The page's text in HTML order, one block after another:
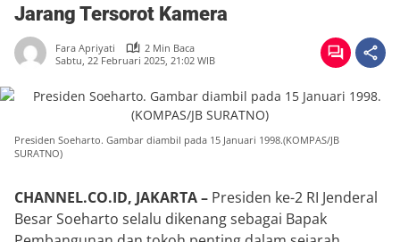
Jarang Tersorot Kamera
Fara Apriyati
2 Min Baca
Sabtu, 22 Februari 2025, 21:02 WIB
Presiden Soeharto. Gambar diambil pada 15 Januari 1998.(KOMPAS/JB
SURATNO)
CHANNEL.CO.ID, JAKARTA – Presiden ke-2 RI Jenderal
Besar Soeharto selalu dikenang sebagai Bapak